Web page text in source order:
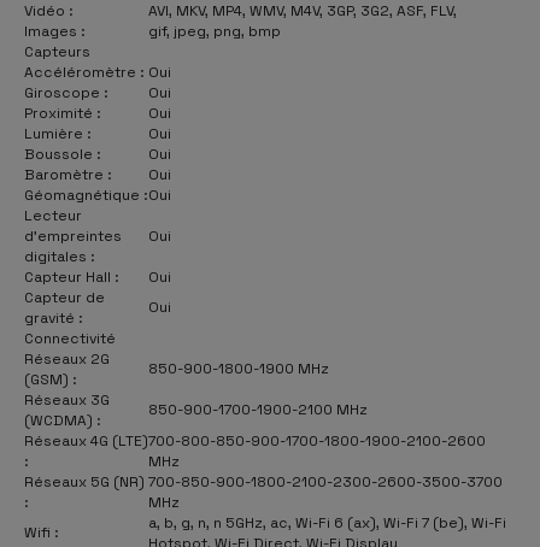
Vidéo :
AVI, MKV, MP4, WMV, M4V, 3GP, 3G2, ASF, FLV,
Images :
gif, jpeg, png, bmp
Capteurs
Accéléromètre : Oui
Giroscope :
Oui
Proximité :
Oui
Lumière :
Oui
Boussole :
Oui
Baromètre :
Oui
Géomagnétique :Oui
Lecteur
d'empreintes
digitales :
Oui
Capteur Hall :
Oui
Capteur de
gravité :
Oui
Connectivité
Réseaux 2G
(GSM) :
850-900-1800-1900 MHz
Réseaux 3G
(WCDMA) :
850-900-1700-1900-2100 MHz
Réseaux 4G (LTE)
:
700-800-850-900-1700-1800-1900-2100-2600
MHz
Réseaux 5G (NR)
:
700-850-900-1800-2100-2300-2600-3500-3700
MHz
Wifi :
a, b, g, n, n 5GHz, ac, Wi-Fi 6 (ax), Wi-Fi 7 (be), Wi-Fi
Hotspot, Wi-Fi Direct, Wi-Fi Display